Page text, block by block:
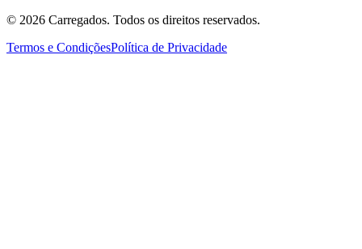
© 2026 Carregados. Todos os direitos reservados.
Termos e CondiçõesPolítica de Privacidade